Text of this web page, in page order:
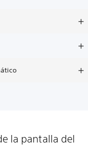
la pantalla del